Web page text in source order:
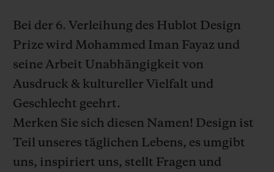
Bei der 6. Verleihung des Hublot Design
Prize wird Mohammed Iman Fayaz und
seine Arbeit Unabhängigkeit von
Ausdruck & kultureller Vielfalt und
Geschlecht geehrt.
Merken Sie sich diesen Namen! Design ist
Teil unseres täglichen Lebens, es umgibt
uns, inspiriert uns, stellt Fragen und
VORAUSSICHTLICHE LIEFERZEIT
SICHERE BEZAHLUNG
GESCHENKBEUTEL